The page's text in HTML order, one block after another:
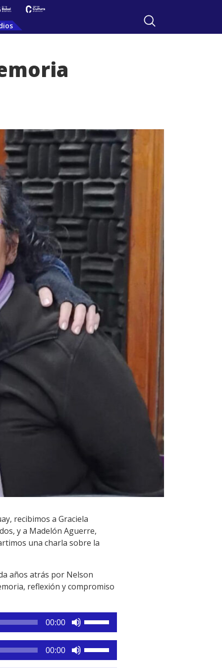
recibimos a Graciela
y a Madelón Aguerre,
una charla sobre la
años atrás por Nelson
reflexión y compromiso
00:00
teclas
de
00:00